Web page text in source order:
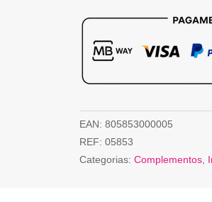
EAN: 805853000005
REF: 05853
Categorias: Complementos,